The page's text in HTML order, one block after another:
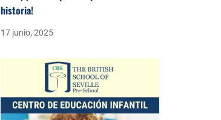
historia!
17 junio, 2025